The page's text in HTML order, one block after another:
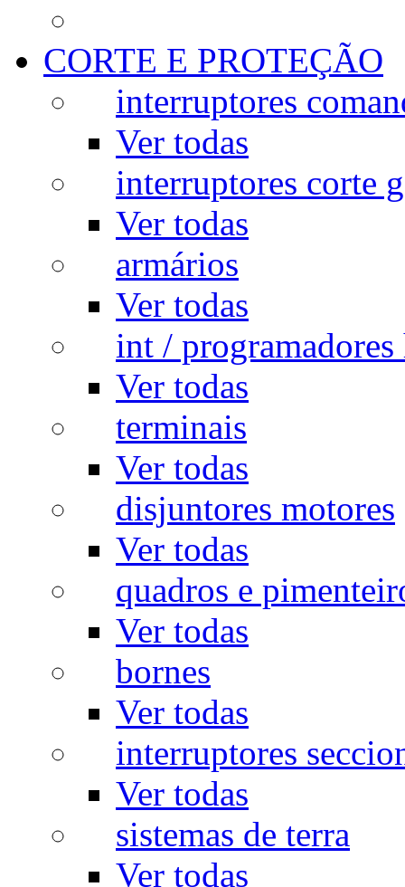
CORTE E PROTEÇÃO
interruptores
Ver todas
interruptores corte
Ver todas
armários
Ver todas
int / programadores
Ver todas
terminais
Ver todas
disjuntores motores
Ver todas
quadros e
Ver todas
bornes
Ver todas
interruptores
Ver todas
sistemas de terra
Ver todas